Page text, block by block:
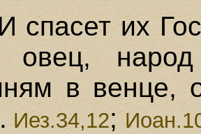
спасет их
овец,
в венце,
Иез.34,12;